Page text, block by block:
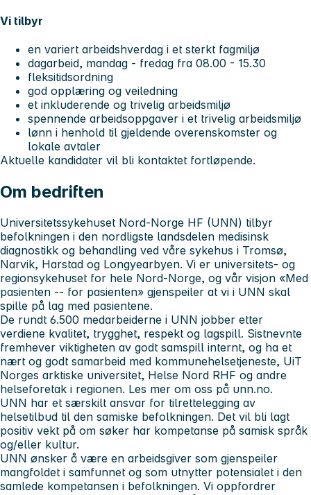
Vi tilbyr
en variert arbeidshverdag i et sterkt fagmiljø
dagarbeid, mandag - fredag fra 08.00 - 15.30
fleksitidsordning
god opplæring og veiledning
et inkluderende og trivelig arbeidsmiljø
spennende arbeidsoppgaver i et trivelig arbeidsmiljø
lønn i henhold til gjeldende overenskomster og
lokale avtaler
Aktuelle kandidater vil bli kontaktet fortløpende.
Om bedriften
Universitetssykehuset Nord-Norge HF (UNN) tilbyr
befolkningen i den nordligste landsdelen medisinsk
diagnostikk og behandling ved våre sykehus i Tromsø,
Narvik, Harstad og Longyearbyen. Vi er universitets- og
regionsykehuset for hele Nord-Norge, og vår visjon «Med
pasienten -- for pasienten» gjenspeiler at vi i UNN skal
spille på lag med pasientene.
De rundt 6.500 medarbeiderne i UNN jobber etter
verdiene kvalitet, trygghet, respekt og lagspill. Sistnevnte
fremhever viktigheten av godt samspill internt, og ha et
nært og godt samarbeid med kommunehelsetjeneste, UiT
Norges arktiske universitet, Helse Nord RHF og andre
helseforetak i regionen. Les mer om oss på unn.no.
UNN har et særskilt ansvar for tilrettelegging av
helsetilbud til den samiske befolkningen. Det vil bli lagt
positiv vekt på om søker har kompetanse på samisk språk
og/eller kultur.
UNN ønsker å være en arbeidsgiver som gjenspeiler
mangfoldet i samfunnet og som utnytter potensialet i den
samlede kompetansen i befolkningen. Vi oppfordrer